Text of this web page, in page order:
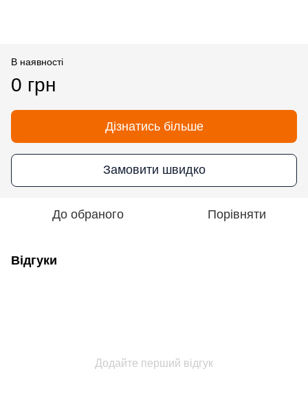
В наявності
0 грн
Дізнатись більше
Замовити швидко
До обраного Порівняти
Відгуки
Додайте перший відгук